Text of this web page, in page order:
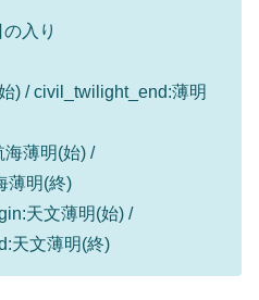
入り
) / civil_twilight_end:薄明
薄明(始) /
薄明(終)
天文薄明(始) /
天文薄明(終)